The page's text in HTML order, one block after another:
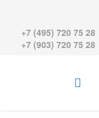
+7 (495) 720 75 28
+7 (903) 720 75 28